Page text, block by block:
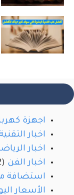
اجهزة
اخبار
اخبار
اخبار الفن (2)
استضافة
الأسعار